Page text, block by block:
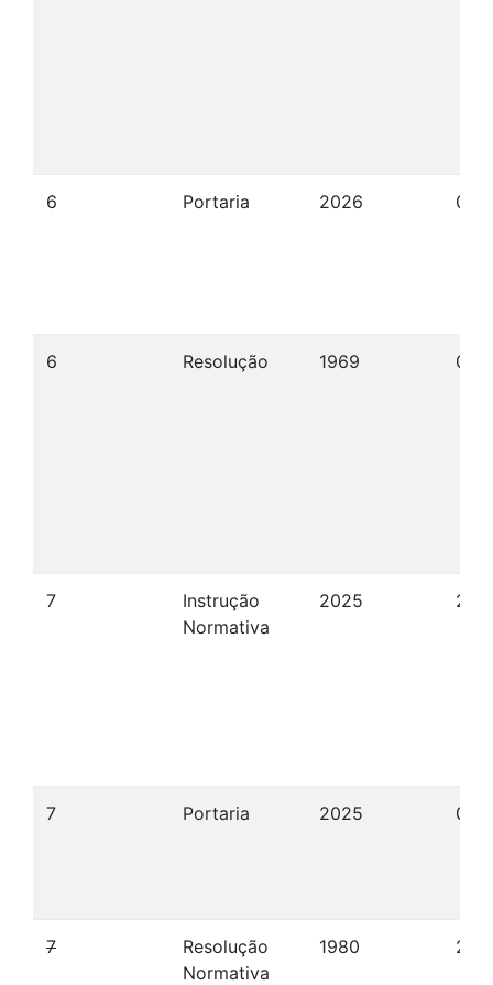
6 Portaria 2026 07/
6 Resolução 1969 03/
7
Instrução
Normativa
2025 27/
7 Portaria 2025 09/
7
Resolução
Normativa
1980 27/